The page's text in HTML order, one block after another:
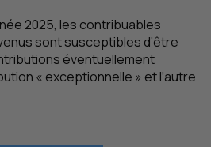
2025, les contribuables
sont susceptibles d’être
éventuellement
« exceptionnelle » et l’autre